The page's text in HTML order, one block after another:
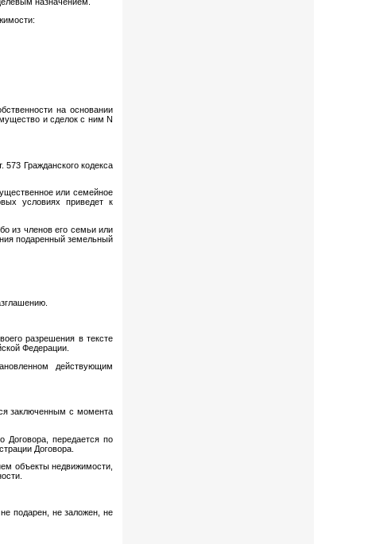
на основании
и сделок с ним N
Гражданского кодекса
или семейное
условиях приведет к
из членов его семьи или
подаренный земельный
разрешения в тексте
Федерации.
действующим
заключенным с момента
Договора, передается по
Договора.
объекты недвижимости,
подарен, не заложен, не